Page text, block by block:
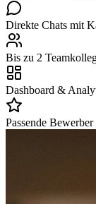
Direkte Chats mit
Bis zu 2
Dashboard &
Passende